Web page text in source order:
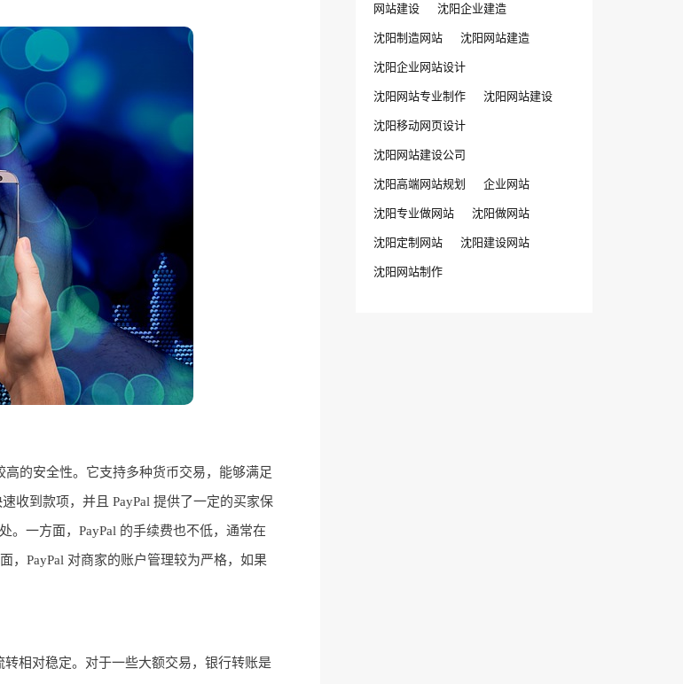
的安全性。它支持多种货币交易，能够满足
收到款项，并且 PayPal 提供了一定的买家保
。一方面，PayPal 的手续费也不低，通常在
，PayPal 对商家的账户管理较为严格，如果
相对稳定。对于一些大额交易，银行转账是
网站建设 沈阳企业建造
沈阳制造网站 沈阳网站建造
沈阳企业网站设计
沈阳网站专业制作 沈阳网站建设
沈阳移动网页设计
沈阳网站建设公司
沈阳高端网站规划 企业网站
沈阳专业做网站 沈阳做网站
沈阳定制网站 沈阳建设网站
沈阳网站制作